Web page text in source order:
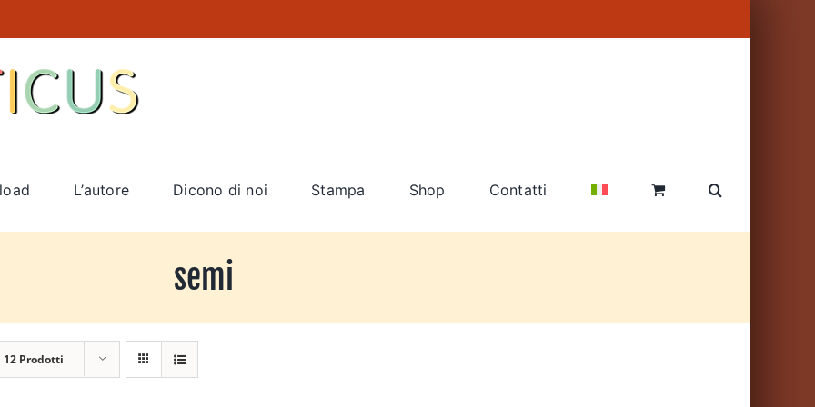
L’autore Dicono di noi Stampa Shop Contatti
semi
12 Prodotti